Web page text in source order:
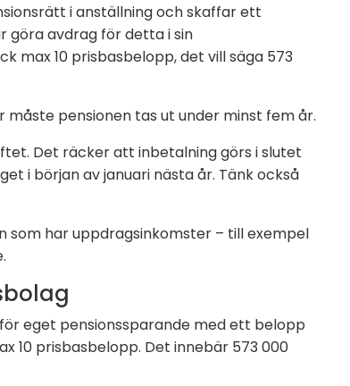
i anställning och skaffar ett
göra avdrag för detta i sin
max 10 prisbasbelopp, det vill säga 573
pensionen tas ut under minst fem år.
Det räcker att inbetalning görs i slutet
i början av januari nästa år. Tänk också
som har uppdragsinkomster – till exempel
eget pensionssparande med ett belopp
10 prisbasbelopp. Det innebär 573 000